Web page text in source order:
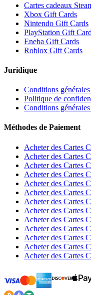
Cartes cadeaux
Xbox Gift Cards
Nintendo Gift Cards
PlayStation Gift
Eneba Gift Cards
Roblox Gift Cards
Juridique
Conditions
Politique de
Conditions
Méthodes de Paiement
Acheter des Cartes
Acheter des Cartes
Acheter des Cartes
Acheter des Cartes
Acheter des Cartes
Acheter des Cartes
Acheter des Cartes
Acheter des Cartes
Acheter des Cartes
Acheter des Cartes
Acheter des Cartes
Acheter des Cartes
Acheter des Cartes